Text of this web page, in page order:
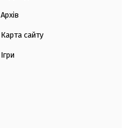
Архів
Карта сайту
Ігри